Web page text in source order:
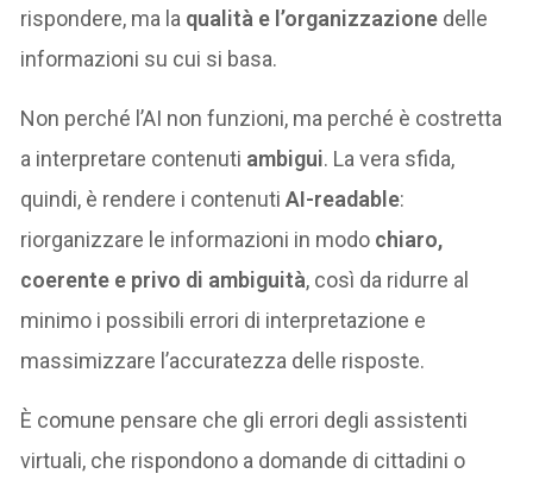
rispondere, ma la qualità e l’organizzazione delle
informazioni su cui si basa.
Non perché l’AI non funzioni, ma perché è costretta
a interpretare contenuti ambigui. La vera sfida,
quindi, è rendere i contenutiAI-readable:
riorganizzare le informazioni in modo chiaro,
coerente e privo di ambiguità, così da ridurre al
minimo i possibili errori di interpretazione e
massimizzare l’accuratezza delle risposte.
È comune pensare che gli errori degli assistenti
virtuali, che rispondono a domande di cittadini o